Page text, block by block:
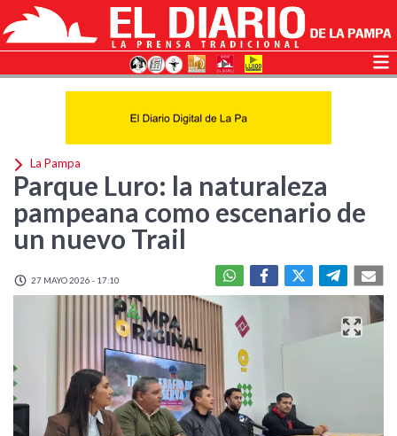
La Pampa
Parque Luro: la naturaleza
pampeana como escenario de
un nuevo Trail
27 MAYO 2026 - 17:10